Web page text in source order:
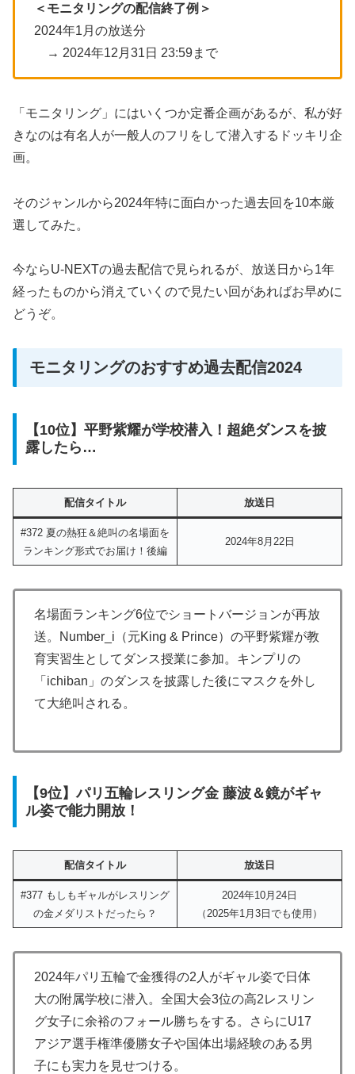
＜モニタリングの配信終了例＞
2024年1月の放送分
→ 2024年12月31日 23:59まで
「モニタリング」にはいくつか定番企画があるが、私が好
きなのは有名人が一般人のフリをして潜入するドッキリ企
画。
そのジャンルから2024年特に面白かった過去回を10本厳
選してみた。
今ならU-NEXTの過去配信で見られるが、放送日から1年
経ったものから消えていくので見たい回があればお早めに
どうぞ。
モニタリングのおすすめ過去配信2024
【10位】平野紫耀が学校潜入！超絶ダンスを披
露したら…
配信タイトル 放送日
#372 夏の熱狂＆絶叫の名場面を
ランキング形式でお届け！後編
2024年8月22日
名場面ランキング6位でショートバージョンが再放
送。Number_i（元King & Prince）の平野紫耀が教
育実習生としてダンス授業に参加。キンプリの
「ichiban」のダンスを披露した後にマスクを外し
て大絶叫される。
【9位】パリ五輪レスリング金 藤波＆鏡がギャ
ル姿で能力開放！
配信タイトル 放送日
#377 もしもギャルがレスリング
の金メダリストだったら？
2024年10月24日
（2025年1月3日でも使用）
2024年パリ五輪で金獲得の2人がギャル姿で日体
大の附属学校に潜入。全国大会3位の高2レスリン
グ女子に余裕のフォール勝ちをする。さらにU17
アジア選手権準優勝女子や国体出場経験のある男
子にも実力を見せつける。